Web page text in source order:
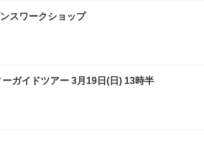
スワークショップ
ガイドツアー 3月19日(日) 13時半